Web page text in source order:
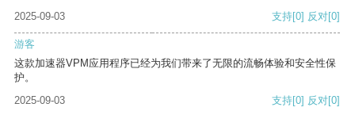
2025-09-03 支持[0] 反对[0]
游客
这款加速器VPM应用程序已经为我们带来了无限的流畅体验和安全性保
护。
2025-09-03
支持[0] 反对[0]